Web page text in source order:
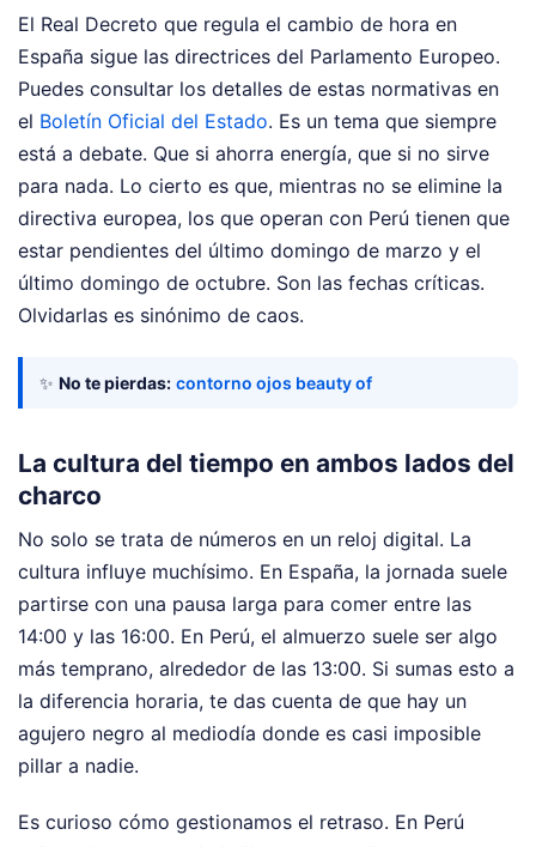
El Real Decreto que regula el cambio de hora en
España sigue las directrices del Parlamento Europeo.
Puedes consultar los detalles de estas normativas en
el Boletín Oficial del Estado. Es un tema que siempre
está a debate. Que si ahorra energía, que si no sirve
para nada. Lo cierto es que, mientras no se elimine la
directiva europea, los que operan con Perú tienen que
estar pendientes del último domingo de marzo y el
último domingo de octubre. Son las fechas críticas.
Olvidarlas es sinónimo de caos.
✨ No te pierdas: contorno ojos beauty of
La cultura del tiempo en ambos lados del
charco
No solo se trata de números en un reloj digital. La
cultura influye muchísimo. En España, la jornada suele
partirse con una pausa larga para comer entre las
14:00 y las 16:00. En Perú, el almuerzo suele ser algo
más temprano, alrededor de las 13:00. Si sumas esto a
la diferencia horaria, te das cuenta de que hay un
agujero negro al mediodía donde es casi imposible
pillar a nadie.
Es curioso cómo gestionamos el retraso. En Perú